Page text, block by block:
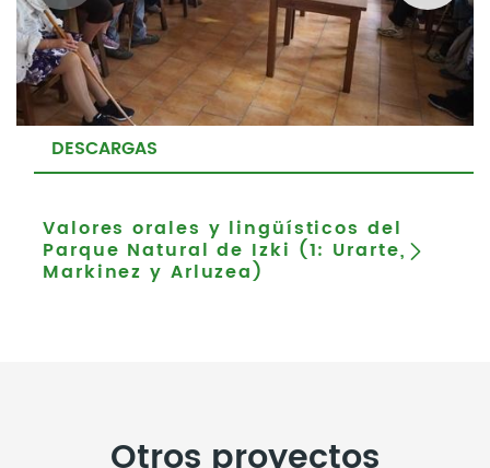
DESCARGAS
Valores orales y lingüísticos del
Parque Natural de Izki (1: Urarte,
Markinez y Arluzea)